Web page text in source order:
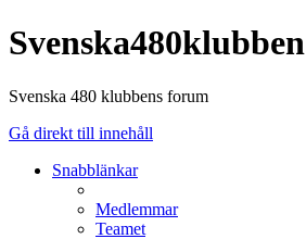
Svenska480klubben
Svenska 480 klubbens forum
Gå direkt till innehåll
Snabblänkar
Medlemmar
Teamet